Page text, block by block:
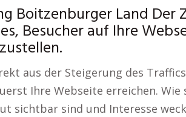
Boitzenburger Land Der
Besucher auf Ihre
aus der Steigerung des
Ihre Webseite erreichen. Wie
sichtbar sind und Interesse